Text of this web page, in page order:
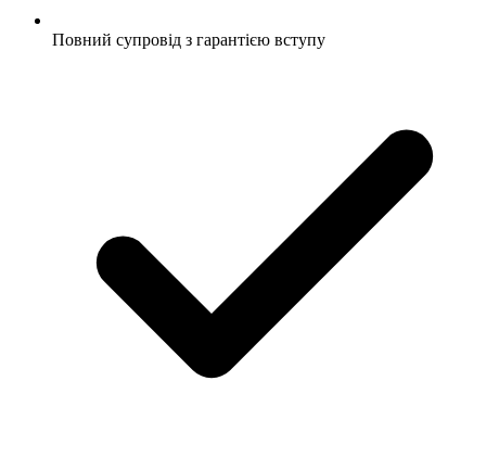
Повний супровід з гарантією вступу